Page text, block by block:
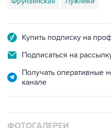
Купить подписку на
Подписаться на
Получать оперативные
канале
ФОТОГАЛЕРЕИ